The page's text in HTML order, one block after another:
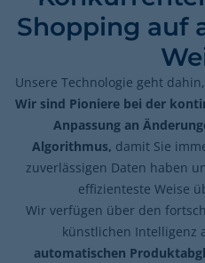
Shopping auf
Unsere Technologie geht
Wir sind Pioniere bei der
Anpassung an
Algorithmus, damit Sie
zuverlässigen Daten haben
effizienteste Weise
Wir verfügen über den
künstlichen Intelligenz
automatischen